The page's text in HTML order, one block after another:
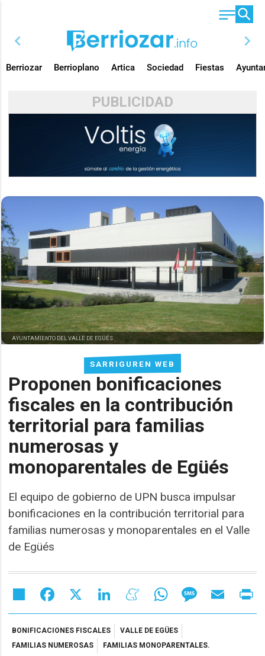
chevron_left chevron_right
Berriozar Berrioplano Artica Sociedad Fiestas
PUBLICIDAD
SARRIGUREN WEB
Proponen bonificaciones
fiscales en la contribución
territorial para familias
numerosas y
monoparentales de Egüés
El equipo de gobierno de UPN busca impulsar
bonificaciones en la contribución territorial para
familias numerosas y monoparentales en el Valle
de Egüés
AYUNTAMIENTO DEL VALLE DE EGÜÉS
Share Facebook LinkedIn MeneameWhatsAppMessageEmail
BONIFICACIONES FISCALES
VALLE DE EGÜES
FAMILIAS NUMEROSAS
FAMILIAS MONOPARENTALES.